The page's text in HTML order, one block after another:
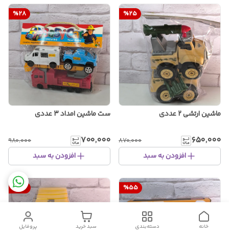
%25
ماشین ارتشی 2 عددی
۶۵۰٬۰۰۰ ۸۷۰٬۰۰۰
افزودن به سبد
%28
ست ماشین امداد 3 عددی
۷۰۰٬۰۰۰ ۹۸۰٬۰۰۰
افزودن به سبد
%55
%50
پروفایل سبد خرید دسته‌بندی خانه